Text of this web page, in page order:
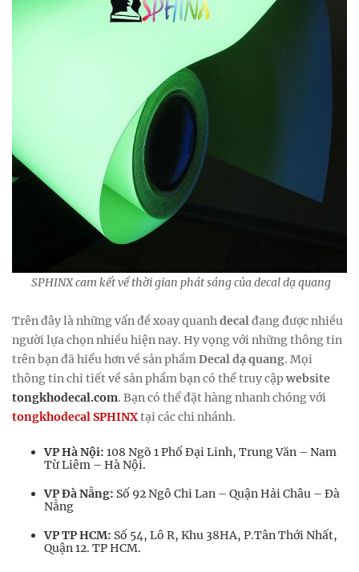
SPHINX cam kết về thời gian phát sáng của decal dạ quang
Trên đây là những vấn đề xoay quanh decal đang được nhiều
người lựa chọn nhiều hiện nay. Hy vọng với những thông tin
trên bạn đã hiểu hơn về sản phẩm Decal dạ quang. Mọi
thông tin chi tiết về sản phẩm bạn có thể truy cậpwebsite
tongkhodecal.com. Bạn có thể đặt hàng nhanh chóng với
tongkhodecal SPHINXtại các chi nhánh.
VP Hà Nội: 108 Ngõ 1 Phố Đại Linh, Trung Văn – Nam
Từ Liêm – Hà Nội.
VP Đà Nẵng: Số 92 Ngô Chi Lan – Quận Hải Châu – Đà
Nẵng
VP TP HCM: Số 54, Lô R, Khu 38HA, P.Tân Thới Nhất,
Quận 12. TP HCM.